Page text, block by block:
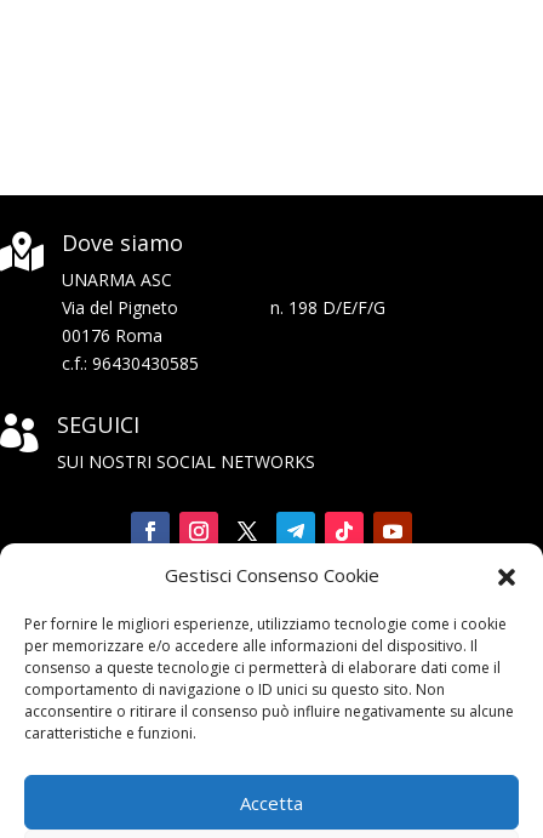
Gestisci Consenso Cookie
Per fornire le migliori esperienze, utilizziamo tecnologie come i cookie
per memorizzare e/o accedere alle informazioni del dispositivo. Il
consenso a queste tecnologie ci permetterà di elaborare dati come il
comportamento di navigazione o ID unici su questo sito. Non
acconsentire o ritirare il consenso può influire negativamente su alcune
caratteristiche e funzioni.
Accetta
 Dove siamo
UNARMA ASC
Via del Pigneto n. 198 D/E/F/G
00176 Roma
c.f.: 96430430585
 SEGUICI
SUI NOSTRI SOCIAL NETWORKS

alla Newsletter